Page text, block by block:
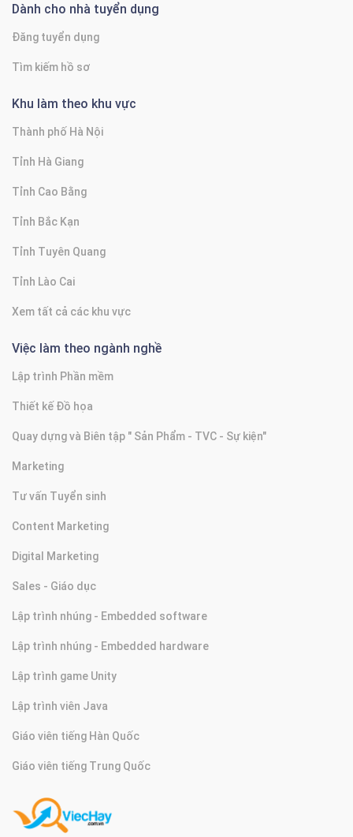
Dành cho nhà tuyển dụng
Đăng tuyển dụng
Tìm kiếm hồ sơ
Khu làm theo khu vực
Thành phố Hà Nội
Tỉnh Hà Giang
Tỉnh Cao Bằng
Tỉnh Bắc Kạn
Tỉnh Tuyên Quang
Tỉnh Lào Cai
Xem tất cả các khu vực
Việc làm theo ngành nghề
Lập trình Phần mềm
Thiết kế Đồ họa
Quay dựng và Biên tập " Sản Phẩm - TVC - Sự kiện"
Marketing
Tư vấn Tuyển sinh
Content Marketing
Digital Marketing
Sales - Giáo dục
Lập trình nhúng - Embedded software
Lập trình nhúng - Embedded hardware
Lập trình game Unity
Lập trình viên Java
Giáo viên tiếng Hàn Quốc
Giáo viên tiếng Trung Quốc